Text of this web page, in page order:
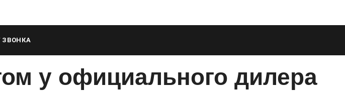
у официального дилера